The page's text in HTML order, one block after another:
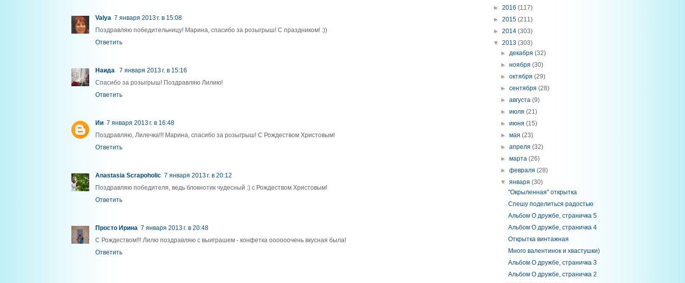
Valya 7 января 2013 г. в 15:08
Поздравляю победительницу! Марина, спасибо за розыгрыш! С праздником! :))
Ответить
Наида
7 января 2013 г. в 15:16
Спасибо за розыгрыш! Поздравляю Лилию!
Ответить
Ии 7 января 2013 г. в 16:48
Поздравляю, Лилечка!!! Марина, спасибо за розыгрыш! С Рождеством Христовым!
Ответить
Anastasia Scrapoholic 7 января 2013 г. в 20:12
Поздравляю победителя, ведь блокнотик чудесный :) с Рождеством Христовым!
Ответить
Просто Ирина 7 января 2013 г. в 20:48
С Рождеством!!! Лилю поздравляю с выиграшем - конфетка оооооочень вкусная была!
Ответить
► 2016 (117)
► 2015 (211)
► 2014 (303)
▼ 2013 (303)
►декабря(32)
►ноября(30)
►октября(29)
►сентября(28)
►августа(9)
►июля(21)
►июня(15)
►мая(23)
►апреля(32)
►марта(26)
►февраля(28)
▼января(30)
"Окрыленная" открытка
Спешу поделиться радостью
Альбом О дружбе, страничка 5
Альбом О дружбе, страничка 4
Открытка винтажная
Много валентинок и хвастушки)
Альбом О дружбе, страничка 3
Альбом О дружбе, страничка 2